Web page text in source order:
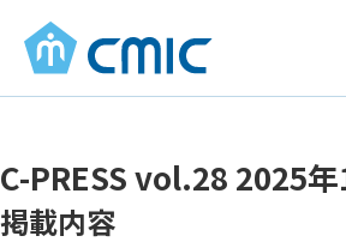
C-PRESS vol.28 2025
掲載内容